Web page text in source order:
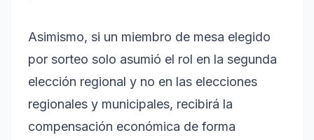
Asimismo, si un miembro de mesa elegido
por sorteo solo asumió el rol en la segunda
elección regional y no en las elecciones
regionales y municipales, recibirá la
compensación económica de forma